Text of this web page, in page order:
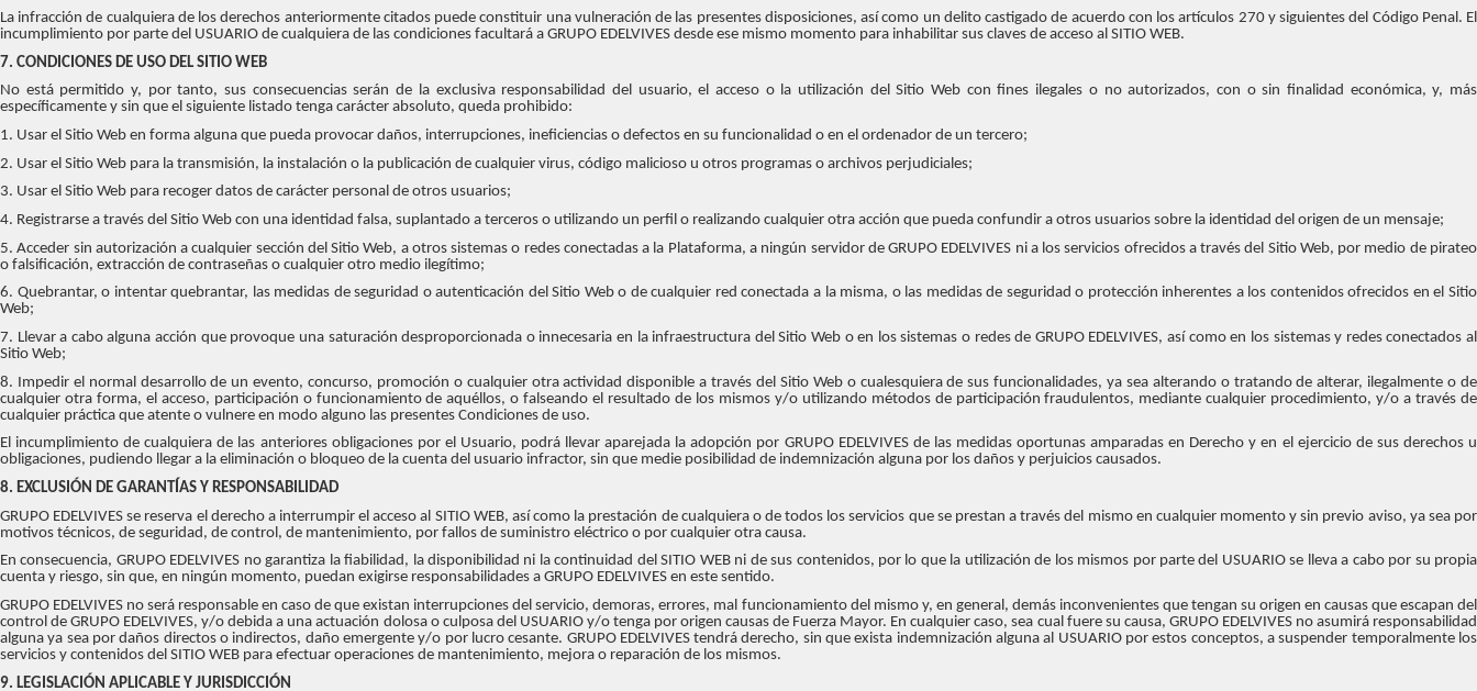
La infracción de cualquiera de los derechos anteriormente citados puede constituir una vulneración de las presentes disposiciones, así como un delito castigado de acuerdo con los artículos 270 y siguientes del Código Penal. El
incumplimiento por parte del USUARIO de cualquiera de las condiciones facultará a GRUPO EDELVIVES desde ese mismo momento para inhabilitar sus claves de acceso al SITIO WEB.
7. CONDICIONES DE USO DEL SITIO WEB
No está permitido y, por tanto, sus consecuencias serán de la exclusiva responsabilidad del usuario, el acceso o la utilización del Sitio Web con fines ilegales o no autorizados, con o sin finalidad económica, y, más
específicamente y sin que el siguiente listado tenga carácter absoluto, queda prohibido:
1. Usar el Sitio Web en forma alguna que pueda provocar daños, interrupciones, ineficiencias o defectos en su funcionalidad o en el ordenador de un tercero;
2. Usar el Sitio Web para la transmisión, la instalación o la publicación de cualquier virus, código malicioso u otros programas o archivos perjudiciales;
3. Usar el Sitio Web para recoger datos de carácter personal de otros usuarios;
4. Registrarse a través del Sitio Web con una identidad falsa, suplantado a terceros o utilizando un perfil o realizando cualquier otra acción que pueda confundir a otros usuarios sobre la identidad del origen de un mensaje;
5. Acceder sin autorización a cualquier sección del Sitio Web, a otros sistemas o redes conectadas a la Plataforma, a ningún servidor de GRUPO EDELVIVES ni a los servicios ofrecidos a través del Sitio Web, por medio de pirateo
o falsificación, extracción de contraseñas o cualquier otro medio ilegítimo;
6. Quebrantar, o intentar quebrantar, las medidas de seguridad o autenticación del Sitio Web o de cualquier red conectada a la misma, o las medidas de seguridad o protección inherentes a los contenidos ofrecidos en el Sitio
Web;
7. Llevar a cabo alguna acción que provoque una saturación desproporcionada o innecesaria en la infraestructura del Sitio Web o en los sistemas o redes de GRUPO EDELVIVES, así como en los sistemas y redes conectados al
Sitio Web;
8. Impedir el normal desarrollo de un evento, concurso, promoción o cualquier otra actividad disponible a través del Sitio Web o cualesquiera de sus funcionalidades, ya sea alterando o tratando de alterar, ilegalmente o de
cualquier otra forma, el acceso, participación o funcionamiento de aquéllos, o falseando el resultado de los mismos y/o utilizando métodos de participación fraudulentos, mediante cualquier procedimiento, y/o a través de
cualquier práctica que atente o vulnere en modo alguno las presentes Condiciones de uso.
El incumplimiento de cualquiera de las anteriores obligaciones por el Usuario, podrá llevar aparejada la adopción por GRUPO EDELVIVES de las medidas oportunas amparadas en Derecho y en el ejercicio de sus derechos u
obligaciones, pudiendo llegar a la eliminación o bloqueo de la cuenta del usuario infractor, sin que medie posibilidad de indemnización alguna por los daños y perjuicios causados.
8. EXCLUSIÓN DE GARANTÍAS Y RESPONSABILIDAD
GRUPO EDELVIVES se reserva el derecho a interrumpir el acceso al SITIO WEB, así como la prestación de cualquiera o de todos los servicios que se prestan a través del mismo en cualquier momento y sin previo aviso, ya sea por
motivos técnicos, de seguridad, de control, de mantenimiento, por fallos de suministro eléctrico o por cualquier otra causa.
En consecuencia, GRUPO EDELVIVES no garantiza la fiabilidad, la disponibilidad ni la continuidad del SITIO WEB ni de sus contenidos, por lo que la utilización de los mismos por parte del USUARIO se lleva a cabo por su propia
cuenta y riesgo, sin que, en ningún momento, puedan exigirse responsabilidades a GRUPO EDELVIVES en este sentido.
GRUPO EDELVIVES no será responsable en caso de que existan interrupciones del servicio, demoras, errores, mal funcionamiento del mismo y, en general, demás inconvenientes que tengan su origen en causas que escapan del
control de GRUPO EDELVIVES, y/o debida a una actuación dolosa o culposa del USUARIO y/o tenga por origen causas de Fuerza Mayor. En cualquier caso, sea cual fuere su causa, GRUPO EDELVIVES no asumirá responsabilidad
alguna ya sea por daños directos o indirectos, daño emergente y/o por lucro cesante. GRUPO EDELVIVES tendrá derecho, sin que exista indemnización alguna al USUARIO por estos conceptos, a suspender temporalmente los
servicios y contenidos del SITIO WEB para efectuar operaciones de mantenimiento, mejora o reparación de los mismos.
9. LEGISLACIÓN APLICABLE Y JURISDICCIÓN